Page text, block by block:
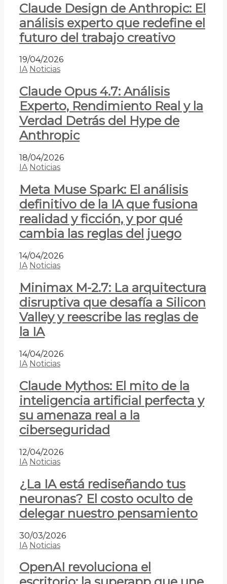
Claude Design de Anthropic: El
análisis experto que redefine el
futuro del trabajo creativo
19/04/2026
IA Noticias
Claude Opus 4.7: Análisis
Experto, Rendimiento Real y la
Verdad Detrás del Hype de
Anthropic
18/04/2026
IA Noticias
Meta Muse Spark: El análisis
definitivo de la IA que fusiona
realidad y ficción, y por qué
cambia las reglas del juego
14/04/2026
IA Noticias
Minimax M-2.7: La arquitectura
disruptiva que desafía a Silicon
Valley y reescribe las reglas de
la IA
14/04/2026
IA Noticias
Claude Mythos: El mito de la
inteligencia artificial perfecta y
su amenaza real a la
ciberseguridad
12/04/2026
IA Noticias
¿La IA está rediseñando tus
neuronas? El costo oculto de
delegar nuestro pensamiento
30/03/2026
IA Noticias
OpenAI revoluciona el